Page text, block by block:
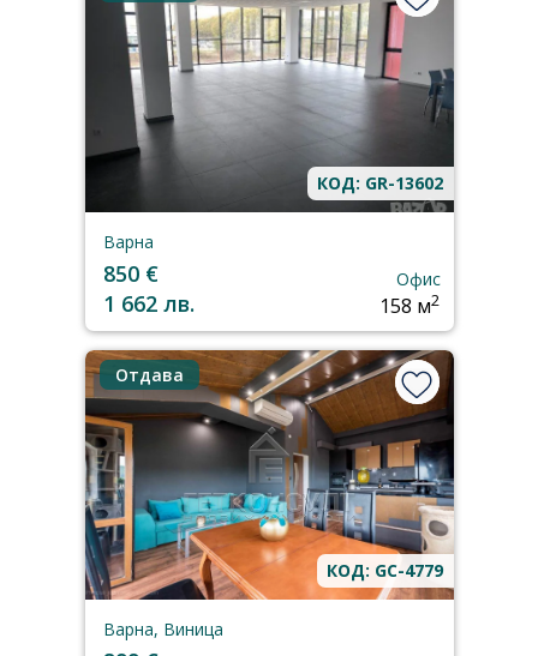
КОД: GR-13602
Варна
850 €
1 662 лв.
Офис
158 м2
Отдава
КОД: GC-4779
Варна, Виница